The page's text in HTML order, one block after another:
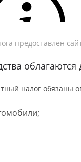
предоставлен
налог обязаны